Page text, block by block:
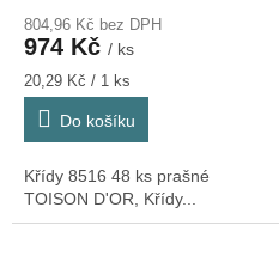
804,96 Kč bez DPH
974 Kč / ks
Měrná
cena:
20,29 Kč / 1 ks
Do košíku
Křídy 8516 48 ks prašné
TOISON D'OR, Křídy...